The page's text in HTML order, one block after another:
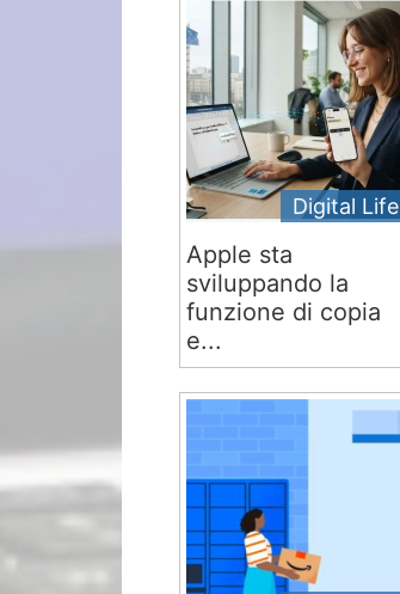
Digital Life
Apple sta
sviluppando la
funzione di copia
e...